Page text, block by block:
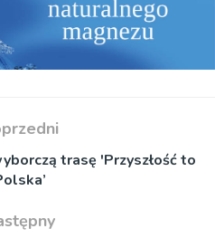
trasę 'Przyszłość to